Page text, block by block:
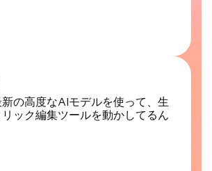
の高度なAIモデルを使って、生
ック編集ツールを動かしてるん